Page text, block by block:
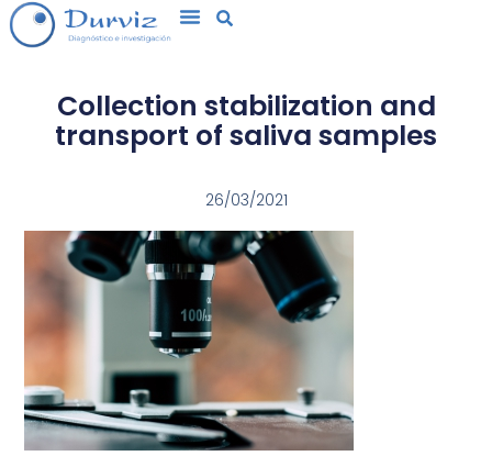
Collection stabilization and
transport of saliva samples
26/03/2021